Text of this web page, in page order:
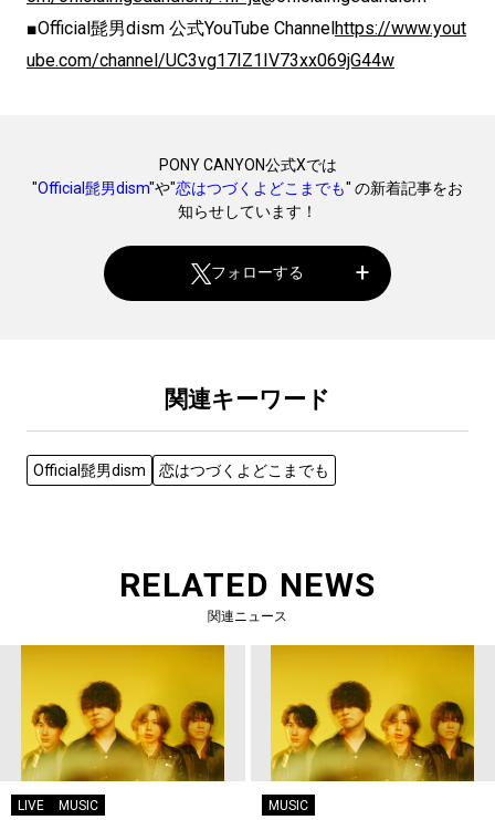
■Official髭男dism 公式YouTube Channelhttps://www.yout
ube.com/channel/UC3vg17IZ1IV73xx069jG44w
PONY CANYON公式Xでは
"Official髭男dism"や"恋はつづくよどこまでも" の新着記事をお
知らせしています！
フォローする
関連キーワード
Official髭男dism 恋はつづくよどこまでも
RELATED NEWS
関連ニュース
LIVE MUSIC MUSIC